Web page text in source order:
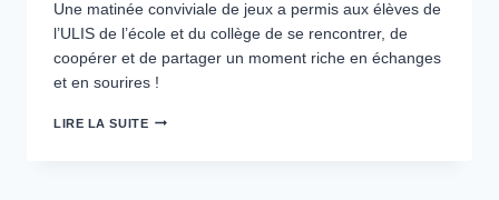
Une matinée conviviale de jeux a permis aux élèves de
l’ULIS de l’école et du collège de se rencontrer, de
coopérer et de partager un moment riche en échanges
et en sourires !
LIRE LA SUITELIEN